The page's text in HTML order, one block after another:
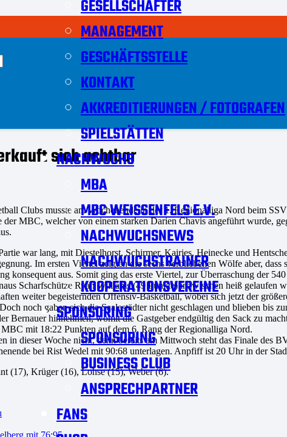
GESELLSCHAFTER
MANAGEMENT
GESCHÄFTSSTELLE
KONTAKT
AKKREDITIERUNGEN / FOTOGRAFEN
SPIELSTÄTTEN
NACHWUCHS
MBA
MBC WEISSENFELS E.V.
NACHWUCHSNEWS
NACHWUCHSTRAINER
KOOPERATIONSVEREINE
SPONSORING
SPONSORING
BUSINESS CLUB
ANSPRECHPARTNER
FANS
sich achtbar
Clubs musste am Wochenende in der 1. Regionalliga Nord beim
MBC, welcher von einem starken Darien Chavis angeführt wurde,
war lang, mit Diestelhorst, Schirmer, Kairies, Heinecke und
Im ersten Viertel zeigten die sechs verbliebenen Wölfe aber,
konsequent aus. Somit ging das erste Viertel, zur Überraschung der
Scharfschütze Ryan Williams (49 Punkte) inzwischen heiß
weiter begeisternden Offensiv-Basketball, wobei sich jetzt der
noch gaben sich die Saalestädter nicht geschlagen und blieben
Bernauer hinnehmen, womit die Gastgeber endgültig den Sack zu
mit 18:22 Punkten auf dem 6. Rang der Regionalliga Nord.
in dieser Woche nicht, denn bereits am Mittwoch steht das Finale des
bei Rist Wedel mit 90:68 unterlagen. Anpfiff ist 20 Uhr in der
(17), Krüger (16), Lohse (15), Weber (6).
mit 76:95